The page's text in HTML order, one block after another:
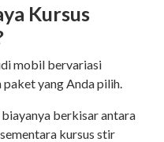
Kursus
mobil bervariasi
yang Anda pilih.
berkisar antara
kursus stir